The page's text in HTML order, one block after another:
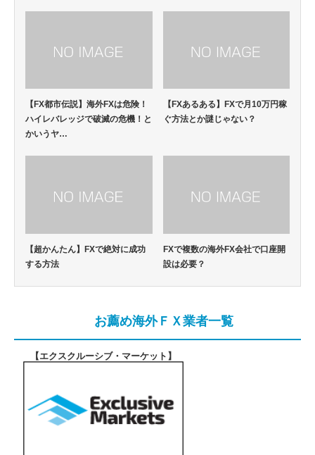
【FX都市伝説】海外FXは危険！
ハイレバレッジで破滅の危機！と
かいうヤ…
【FXあるある】FXで月10万円稼
ぐ方法とか謎じゃない？
【超かんたん】FXで絶対に成功
する方法
FXで複数の海外FX会社で口座開
設は必要？
お薦め海外ＦＸ業者一覧
【エクスクルーシブ・マーケット 】